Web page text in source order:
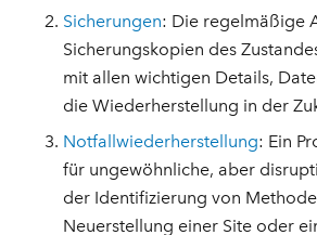
Sicherungen: Die regelmäßige
Sicherungskopien des
mit allen wichtigen Details,
die Wiederherstellung in der
Notfallwiederherstellung: Ein
für ungewöhnliche, aber
der Identifizierung von
Neuerstellung einer Site oder